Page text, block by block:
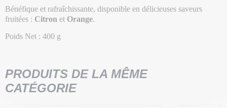
Bénéfique et rafraîchissante, disponible en délicieuses saveurs
fruitées : Citron et Orange.
Poids Net : 400 g
PRODUITS DE LA MÊME
CATÉGORIE